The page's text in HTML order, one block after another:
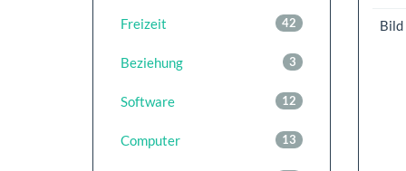
42
Freizeit
3
Beziehung
12
Software
13
Computer
Bild